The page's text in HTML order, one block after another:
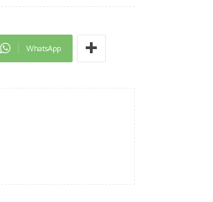
WhatsApp